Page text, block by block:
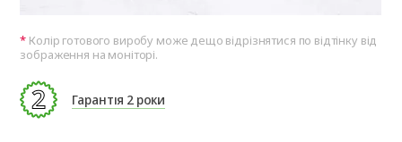
Колір готового виробу може дещо відрізнятися по відтінку від
зображення на моніторі.
Гарантія 2 роки